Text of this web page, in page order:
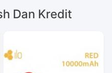
Dan Kredit